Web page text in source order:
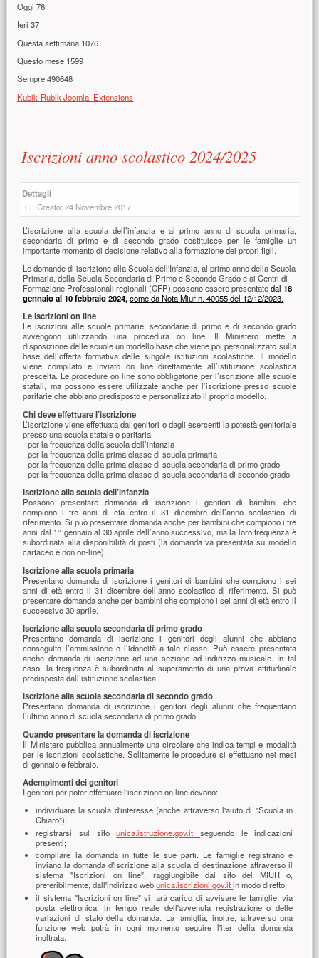
Oggi76
Ieri37
Questa settimana 1076
Questo mese 1599
Sempre490648
Kubik-Rubik Joomla! Extensions
Iscrizioni anno scolastico 2024/2025
Dettagli
Creato: 24 Novembre 2017
L’iscrizione alla scuola dell’infanzia e al primo anno di scuola primaria,
secondaria di primo e di secondo grado costituisce per le famiglie un
importante momento di decisione relativo alla formazione dei propri figli.
Le domande di iscrizione alla Scuola dell'Infanzia, al primo anno della Scuola
Primaria, della Scuola Secondaria di Primo e Secondo Grado e ai Centri di
Formazione Professionali regionali (CFP) possono essere presentatedal18
gennaio al 10 febbraio 2024,come da Nota Miur n. 40055 del 12/12/2023.
Le iscrizioni on line
Le iscrizioni alle scuole primarie, secondarie di primo e di secondo grado
avvengono utilizzando una procedura on line. Il Ministero mette a
disposizione delle scuole un modello base che viene poi personalizzato sulla
base dell’offerta formativa delle singole istituzioni scolastiche. Il modello
viene compilato e inviato on line direttamente all’istituzione scolastica
prescelta. Le procedure on line sono obbligatorie per l’iscrizione alle scuole
statali, ma possono essere utilizzate anche per l’iscrizione presso scuole
paritarie che abbiano predisposto e personalizzato il proprio modello.
Chi deve effettuare l’iscrizione
L’iscrizione viene effettuata dai genitori o dagli esercenti la potestà genitoriale
presso una scuola statale o paritaria
- per la frequenza della scuola dell’infanzia
- per la frequenza della prima classe di scuola primaria
- per la frequenza della prima classe di scuola secondaria di primo grado
- per la frequenza della prima classe di scuola secondaria di secondo grado
Iscrizione alla scuola dell’infanzia
Possono presentare domanda di iscrizione i genitori di bambini che
compiono i tre anni di età entro il 31 dicembre dell’anno scolastico di
riferimento. Si può presentare domanda anche per bambini che compiono i tre
anni dal 1° gennaio al 30 aprile dell’anno successivo, ma la loro frequenza è
subordinata alla disponibilità di posti (la domanda va presentata su modello
cartaceo e non on-line).
Iscrizione alla scuola primaria
Presentano domanda di iscrizione i genitori di bambini che compiono i sei
anni di età entro il 31 dicembre dell’anno scolastico di riferimento. Si può
presentare domanda anche per bambini che compiono i sei anni di età entro il
successivo 30 aprile.
Iscrizione alla scuola secondaria di primo grado
Presentano domanda di iscrizione i genitori degli alunni che abbiano
conseguito l’ammissione o l’idoneità a tale classe. Può essere presentata
anche domanda di iscrizione ad una sezione ad indirizzo musicale. In tal
caso, la frequenza è subordinata al superamento di una prova attitudinale
predisposta dall’istituzione scolastica.
Iscrizione alla scuola secondaria di secondo grado
Presentano domanda di iscrizione i genitori degli alunni che frequentano
l’ultimo anno di scuola secondaria di primo grado.
Quando presentare la domanda di iscrizione
Il Ministero pubblica annualmente una circolare che indica tempi e modalità
per le iscrizioni scolastiche. Solitamente le procedure si effettuano nei mesi
di gennaio e febbraio.
Adempimenti dei genitori
I genitori per poter effettuare l'iscrizione on line devono:
individuare la scuola d'interesse (anche attraverso l'aiuto di "Scuola in
Chiaro");
registrarsi sul sitounica.istruzione.gov.it seguendo le indicazioni
presenti;
compilare la domanda in tutte le sue parti. Le famiglie registrano e
inviano la domanda d'iscrizione alla scuola di destinazione attraverso il
sistema "Iscrizioni on line", raggiungibile dal sito del MIUR o,
preferibilmente, dall'indirizzo webunica.iscrizioni.gov.itin modo diretto;
il sistema "Iscrizioni on line" si farà carico di avvisare le famiglie, via
posta elettronica, in tempo reale dell'avvenuta registrazione o delle
variazioni di stato della domanda. La famiglia, inoltre, attraverso una
funzione web potrà in ogni momento seguire l'iter della domanda
inoltrata.